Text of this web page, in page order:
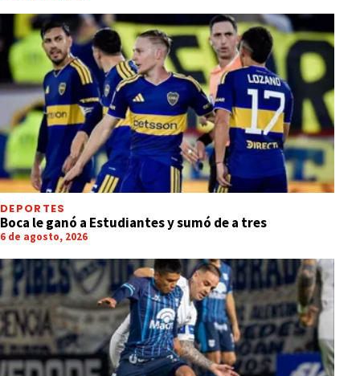
DEPORTES
Boca le ganó a Estudiantes y sumó de a tres
6 de agosto, 2026